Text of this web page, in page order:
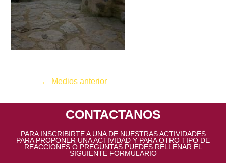
← Medios anterior
CONTACTANOS
PARA INSCRIBIRTE A UNA DE NUESTRAS ACTIVIDADES
PARA PROPONER UNA ACTIVIDAD Y PARA OTRO TIPO DE
REACCIONES O PREGUNTAS PUEDES RELLENAR EL
SIGUIENTE FORMULARIO